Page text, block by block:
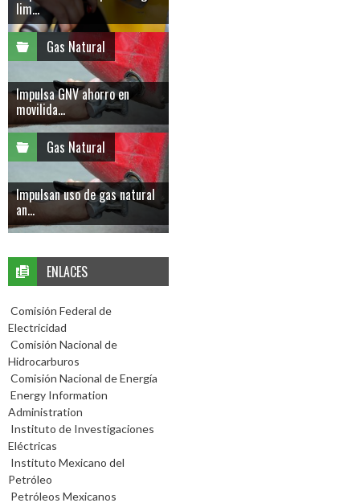
lim...
Gas Natural
Impulsa GNV ahorro en
movilida...
Gas Natural
Impulsan uso de gas natural
an...
ENLACES
Comisión Federal de
Electricidad
Comisión Nacional de
Hidrocarburos
Comisión Nacional de Energía
Energy Information
Administration
Instituto de Investigaciones
Eléctricas
Instituto Mexicano del
Petróleo
Petróleos Mexicanos